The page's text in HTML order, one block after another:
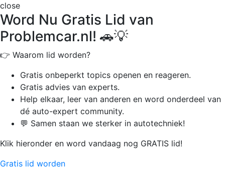
close
Word Nu Gratis Lid van
Problemcar.nl! 🚗💡
👉 Waarom lid worden?
Gratis onbeperkt topics openen en reageren.
Gratis advies van experts.
Help elkaar, leer van anderen en word onderdeel van
dé auto-expert community.
💬 Samen staan we sterker in autotechniek!
Klik hieronder en word vandaag nog GRATIS lid!
Gratis lid worden